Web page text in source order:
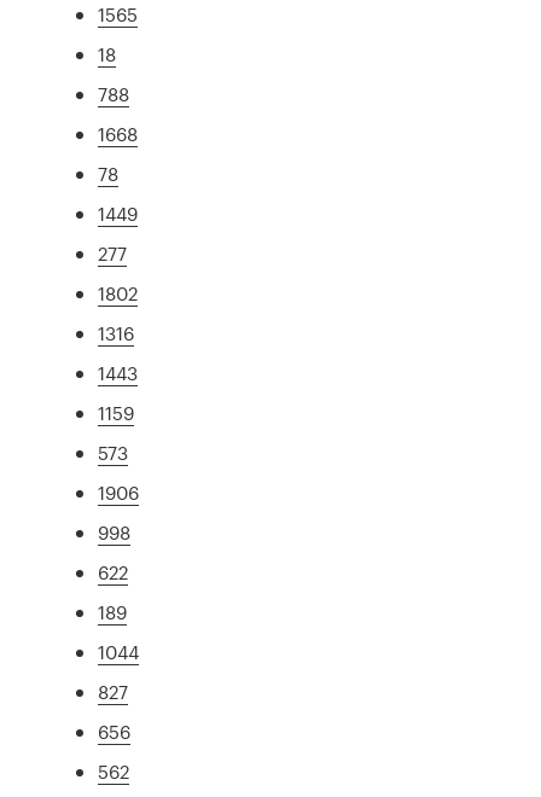
1565
18
788
1668
78
1449
277
1802
1316
1443
1159
573
1906
998
622
189
1044
827
656
562